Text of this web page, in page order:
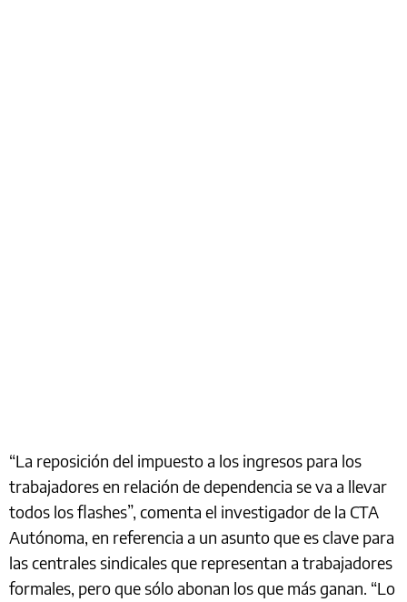
“La reposición del impuesto a los ingresos para los
trabajadores en relación de dependencia se va a llevar
todos los flashes”, comenta el investigador de la CTA
Autónoma, en referencia a un asunto que es clave para
las centrales sindicales que representan a trabajadores
formales, pero que sólo abonan los que más ganan. “Lo